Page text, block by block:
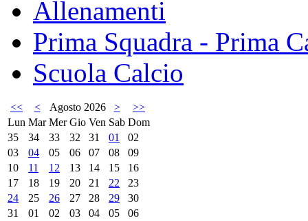
Allenamenti
Prima Squadra - Prima
Scuola Calcio
<< < Agosto 2026 >
>>
Lun Mar Mer Gio Ven Sab Dom
35
34 33 32 31 01
02
03
04 05 06 07 08
09
10
11 12 13 14 15
16
17
18 19 20 21 22
23
24
25 26 27 28 29
30
31
01 02 03 04 05 06